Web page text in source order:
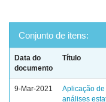
Conjunto de itens:
Data do
documento
Título
9-Mar-2021
Aplicação de
análises